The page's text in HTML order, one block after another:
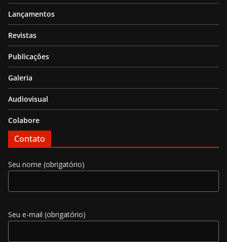
Lançamentos
Revistas
Publicações
Galeria
Audiovisual
Colabore
Contato
Seu nome (obrigatório)
Seu e-mail (obrigatório)